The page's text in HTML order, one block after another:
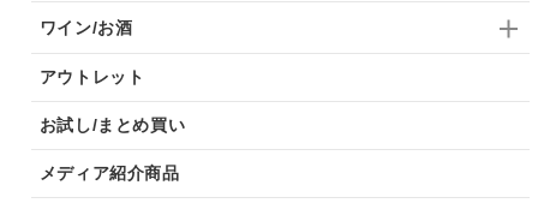
ワイン/お酒
アウトレット
お試し/まとめ買い
メディア紹介商品